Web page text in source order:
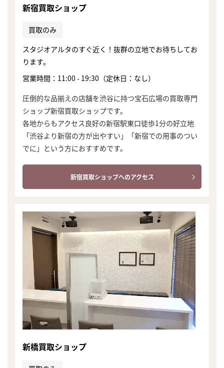
新宿買取ショップ
買取のみ
スタジオアルタのすぐ近く！抜群の立地でお待ちしてお
ります。
営業時間：11:00 - 19:30（定休日：なし）
圧倒的な品揃えの店舗を渋谷に持つ宝石広場の買取専門
ショップ新宿買取ショップです。
各地からもアクセス良好の新宿駅東口徒歩1分の好立地
「渋谷より新宿の方が出やすい」「新宿での用事のつい
でに」という方におすすめです。
新宿買取ショップへのアクセス
新橋買取ショップ